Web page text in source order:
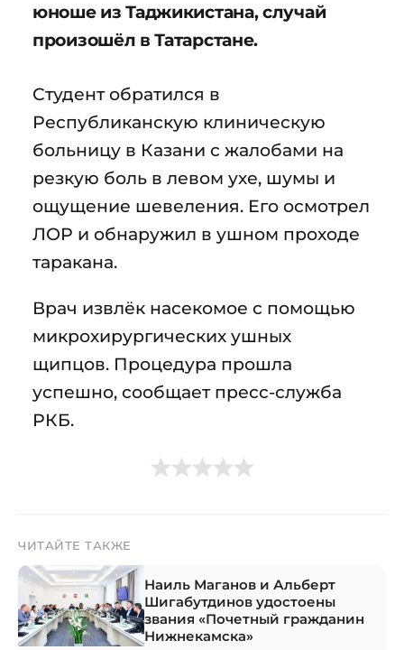
юноше из Таджикистана, случай
произошёл в Татарстане.
Студент обратился в
Республиканскую клиническую
больницу в Казани с жалобами на
резкую боль в левом ухе, шумы и
ощущение шевеления. Его осмотрел
ЛОР и обнаружил в ушном проходе
таракана.
Врач извлёк насекомое с помощью
микрохирургических ушных
щипцов. Процедура прошла
успешно, сообщает пресс-служба
РКБ.
ЧИТАЙТЕ ТАКЖЕ
Наиль Маганов и Альберт
Шигабутдинов удостоены
звания «Почетный гражданин
Нижнекамска»